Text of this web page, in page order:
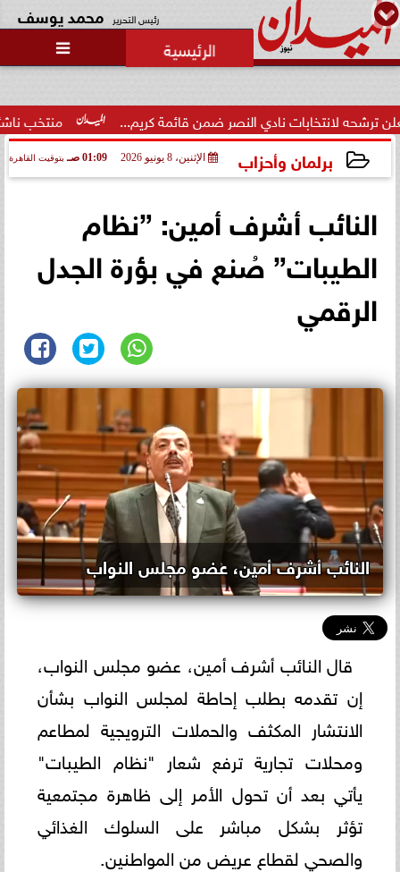
رئيس التحرير محمد يوسف

منتخب ناشئات السلة نادي النصر ضمن قائمة كريم...
برلمان وأحزاب الإثنين، 8 يونيو 2026 01:09 صـ بتوقيت القاهرة
النائب أشرف أمين: ”نظام
الطيبات” صُنع في بؤرة الجدل
الرقمي
النائب أشرف أمين، عضو مجلس النواب
قال النائب أشرف أمين، عضو مجلس النواب،
إن تقدمه بطلب إحاطة لمجلس النواب بشأن
الانتشار المكثف والحملات الترويجية لمطاعم
ومحلات تجارية ترفع شعار "نظام الطيبات"
يأتي بعد أن تحول الأمر إلى ظاهرة مجتمعية
تؤثر بشكل مباشر على السلوك الغذائي
والصحي لقطاع عريض من المواطنين.